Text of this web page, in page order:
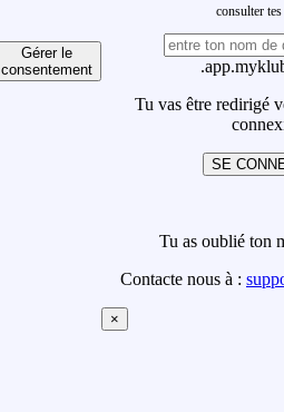
Gérer le
consentement
consulter
Tu vas être redirigé
SE
Tu as oublié ton
Contacte nous à :
×